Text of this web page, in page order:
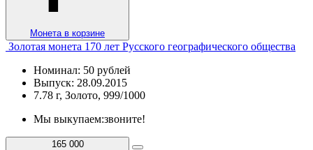
Монета в корзине
Золотая монета 170 лет Русского географического общества
Номинал: 50 рублей
Выпуск: 28.09.2015
7.78 г, Золото, 999/1000
Мы выкупаем:звоните!
165 000